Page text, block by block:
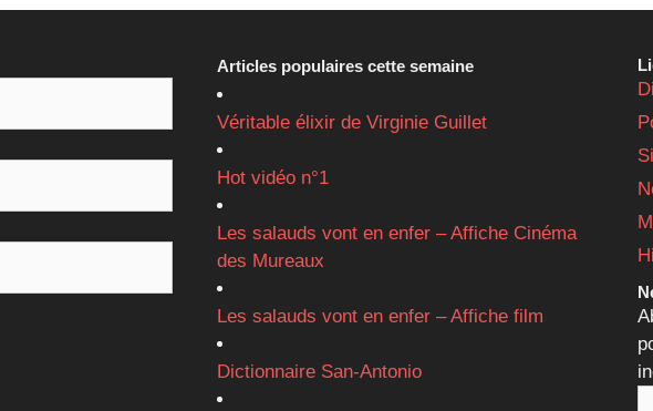
Articles populaires cette semaine
Véritable élixir de Virginie Guillet
Hot vidéo n°1
Les salauds vont en enfer – Affiche Cinéma
des Mureaux
Les salauds vont en enfer – Affiche film
Dictionnaire San-Antonio